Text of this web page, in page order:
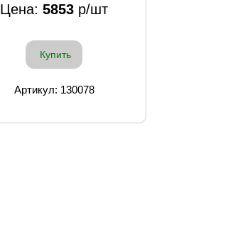
Цена: 5853 р/шт
Купить
Артикул: 130078